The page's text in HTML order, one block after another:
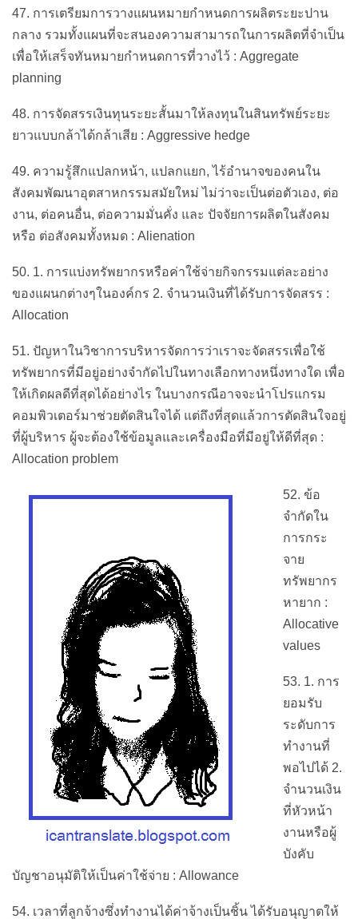
47. การเตรียมการวางแผนหมายกำหนดการผลิตระยะปาน
กลาง รวมทั้งแผนที่จะสนองความสามารถในการผลิตที่จำเป็น
เพื่อให้เสร็จทันหมายกำหนดการที่วางไว้ : Aggregate
planning
48. การจัดสรรเงินทุนระยะสั้นมาให้ลงทุนในสินทรัพย์ระยะ
ยาวแบบกล้าได้กล้าเสีย : Aggressive hedge
49. ความรู้สึกแปลกหน้า, แปลกแยก, ไร้อำนาจของคนใน
สังคมพัฒนาอุตสาหกรรมสมัยใหม่ ไม่ว่าจะเป็นต่อตัวเอง, ต่อ
งาน, ต่อคนอื่น, ต่อความมั่นคั่ง และ ปัจจัยการผลิตในสังคม
หรือ ต่อสังคมทั้งหมด : Alienation
50. 1. การแบ่งทรัพยากรหรือค่าใช้จ่ายกิจกรรมแต่ละอย่าง
ของแผนกต่างๆในองค์กร 2. จำนวนเงินที่ได้รับการจัดสรร :
Allocation
51. ปัญหาในวิชาการบริหารจัดการว่าเราจะจัดสรรเพื่อใช้
ทรัพยากรที่มีอยู่อย่างจำกัดไปในทางเลือกทางหนึ่งทางใด เพื่อ
ให้เกิดผลดีที่สุดได้อย่างไร ในบางกรณีอาจจะนำโปรแกรม
คอมพิวเตอร์มาช่วยตัดสินใจได้ แต่ถึงที่สุดแล้วการตัดสินใจอยู่
ที่ผู้บริหาร ผู้จะต้องใช้ข้อมูลและเครื่องมือที่มีอยู่ให้ดีที่สุด :
Allocation problem
52. ข้อ
จำกัดใน
การกระ
จาย
ทรัพยากร
หายาก :
Allocative
values
53. 1. การ
ยอมรับ
ระดับการ
ทำงานที่
พอไปได้ 2.
จำนวนเงิน
ที่หัวหน้า
งานหรือผู้
บังคับ
บัญชาอนุมัติให้เป็นค่าใช้จ่าย : Allowance
54. เวลาที่ลูกจ้างซึ่งทำงานได้ค่าจ้างเป็นชิ้น ได้รับอนุญาตให้